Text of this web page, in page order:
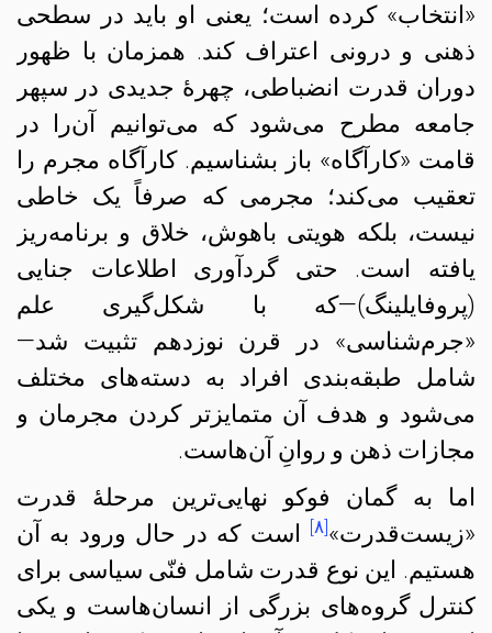
«انتخاب» کرده است؛ یعنی او باید در سطحی
ذهنی و درونی اعتراف کند. همزمان با ظهور
دوران قدرت انضباطی، چهرهٔ جدیدی در سپهر
جامعه مطرح می‌شود که می‌توانیم آن‌را در
قامت «کارآگاه» باز بشناسیم. کارآگاه مجرم را
تعقیب می‌کند؛ مجرمی که صرفاً یک خاطی
نیست،‌ بلکه هویتی باهوش، خلاق و برنامه‌ریز
یافته است. حتی گردآوری اطلاعات جنایی
(پروفایلینگ)—که با شکل‌گیری علم
«جرم‌شناسی» در قرن نوزدهم تثبیت شد—
شامل طبقه‌بندی افراد به دسته‌های مختلف
می‌شود و هدف آن متمایزتر کردن مجرمان و
مجازات ذهن و روانِ آن‌هاست.
اما به گمان فوکو نهایی‌ترین مرحلهٔ قدرت
«زیست‌قدرت»[۸]
است که در حال ورود به آن
هستیم. این نوع قدرت شامل فنّی سیاسی برای
کنترل گروه‌های بزرگی از انسان‌هاست و یکی